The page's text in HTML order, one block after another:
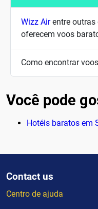
Wizz Airentre outras
oferecem voos
Como encontrar
Você pode
Hotéis baratos em
Contact us
Centro de ajuda